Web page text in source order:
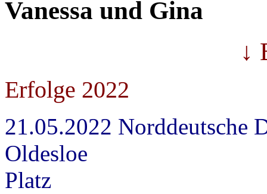
Vanessa und Gina
↓
Erfolge 2022
21.05.2022 Norddeutsche
Oldesloe Adults
Platz